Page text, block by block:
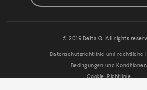
© 2019 Delta Q. All rights
Datenschutzrichtlinie und rechtliche
Bedingungen und Konditionen
Cookie-Richtlinie